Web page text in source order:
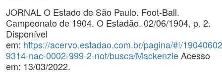
JORNAL O Estado de São Paulo. Foot-Ball.
Campeonato de 1904. O Estadão. 02/06/1904, p. 2.
Disponível
em: https://acervo.estadao.com.br/pagina/#!/
9314-nac-0002-999-2-not/busca/MackenzieAcesso
em: 13/03/2022.